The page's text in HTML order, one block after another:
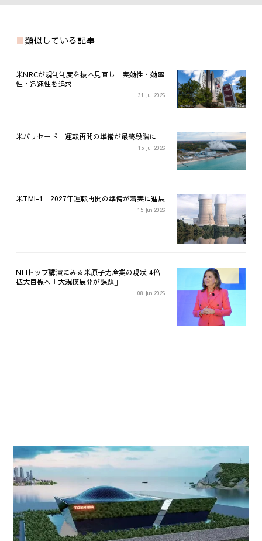
類似している記事
米NRCが規制制度を抜本見直し 実効性・効率
性・迅速性を追求
31 Jul 2026
米パリセード 運転再開の準備が最終段階に
15 Jul 2026
米TMI-1 2027年運転再開の準備が着実に進展
15 Jun 2026
NEIトップ講演にみる米原子力産業の現状 4倍
拡大目標へ「大規模展開が課題」
08 Jun 2026